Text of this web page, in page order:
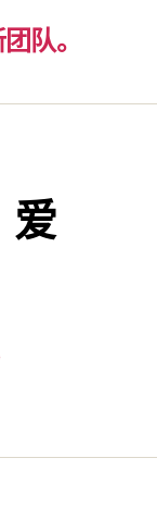
队。
爱